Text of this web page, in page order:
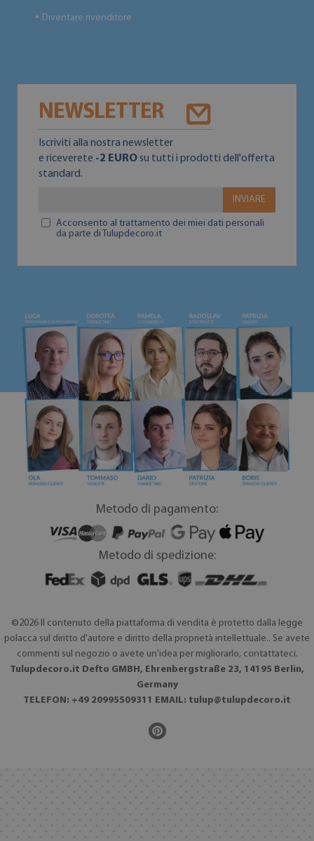
● Diventare rivenditore
NEWSLETTER
Iscriviti alla nostra newsletter
e riceverete -2 EUROsu tutti i prodotti dell'offerta
standard.
INVIARE
Acconsento al trattamento dei miei dati personali
da parte di Tulupdecoro.it
Metodo di pagamento:
Metodo di spedizione:
©2026 Il contenuto della piattaforma di vendita è protetto dalla legge
polacca sul diritto d'autore e diritto della proprietà intellettuale.. Se avete
commenti sul negozio o avete un'idea per migliorarlo, contattateci.
Tulupdecoro.it Defto GMBH, Ehrenbergstraße 23, 14195 Berlin,
Germany
TELEFON: +49 20995509311 EMAIL: tulup@tulupdecoro.it